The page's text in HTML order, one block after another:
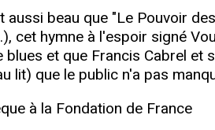
aussi beau que "Le Pouvoir
cet hymne à l'espoir signé
blues et que Francis Cabrel et
lit) que le public n'a pas
à la Fondation de France